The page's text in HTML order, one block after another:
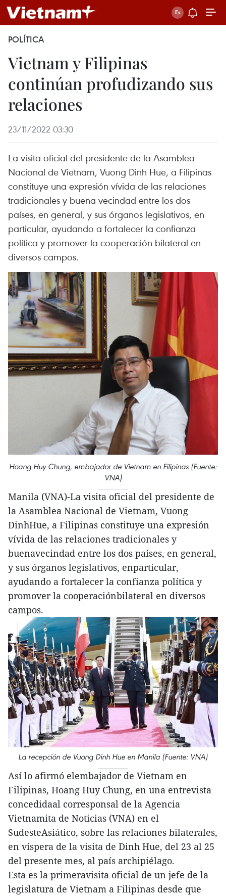
POLÍTICA
Vietnam y Filipinas
continúan profudizando sus
relaciones
23/11/2022 03:30
La visita oficial del presidente de la Asamblea
Nacional de Vietnam, Vuong Dinh Hue, a Filipinas
constituye una expresión vívida de las relaciones
tradicionales y buena vecindad entre los dos
países, en general, y sus órganos legislativos, en
particular, ayudando a fortalecer la confianza
política y promover la cooperación bilateral en
diversos campos.
Hoang Huy Chung, embajador de Vietnam en Filipinas (Fuente:
VNA)
Manila (VNA)-La visita oficial del presidente de
la Asamblea Nacional de Vietnam, Vuong
DinhHue, a Filipinas constituye una expresión
vívida de las relaciones tradicionales y
buenavecindad entre los dos países, en general,
y sus órganos legislativos, enparticular,
ayudando a fortalecer la confianza política y
promover la cooperaciónbilateral en diversos
campos.
La recepción de Vuong Dinh Hue en Manila (Fuente: VNA)
Así lo afirmó elembajador de Vietnam en
Filipinas, Hoang Huy Chung, en una entrevista
concedidaal corresponsal de la Agencia
Vietnamita de Noticias (VNA) en el
SudesteAsiático, sobre las relaciones bilaterales,
en víspera de la visita de Dinh Hue, del 23 al 25
del presente mes, al país archipiélago.
Esta es la primeravisita oficial de un jefe de la
legislatura de Vietnam a Filipinas desde que